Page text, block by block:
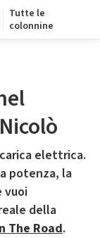
Tutte le
colonnine
elettrica.
potenza, la
vuoi
della
The Road.